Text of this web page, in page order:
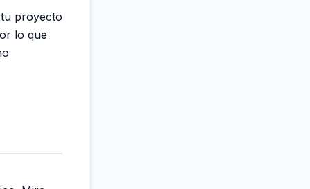
tu proyecto
lo que